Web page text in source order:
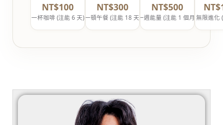
NT$100
一杯咖啡 (注能 6 天)
NT$300
一頓午餐 (注能 18 天)
NT$500
一週能量 (注能 1 個月)無限進化